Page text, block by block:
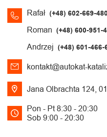
Rafał (+48) 602-669-480
Roman (+48) 600-951-
Andrzej (+48) 601-466-
kontakt@autokat-
Jana Olbrachta 124,
Pon - Pt 8:30 - 20:30
Sob 9:00 - 20:30